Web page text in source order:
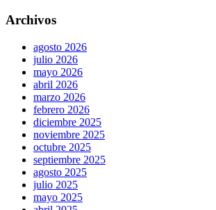
Archivos
agosto 2026
julio 2026
mayo 2026
abril 2026
marzo 2026
febrero 2026
diciembre 2025
noviembre 2025
octubre 2025
septiembre 2025
agosto 2025
julio 2025
mayo 2025